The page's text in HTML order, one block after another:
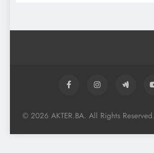
© 2026 AKTER.BA. All Rights